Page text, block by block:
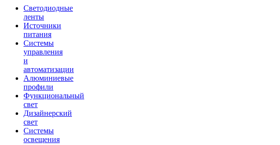
Светодиодные
ленты
Источники
питания
Системы
управления
и
автоматизации
Алюминиевые
профили
Функциональный
свет
Дизайнерский
свет
Системы
освещения